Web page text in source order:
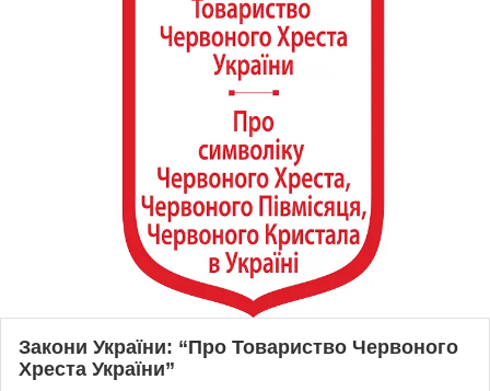
Закони України: “Про Товариство Червоного
Хреста України”